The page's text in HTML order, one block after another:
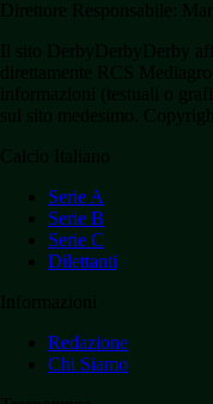
Serie A
Serie B
Serie C
Dilettanti
Redazione
Chi Siamo